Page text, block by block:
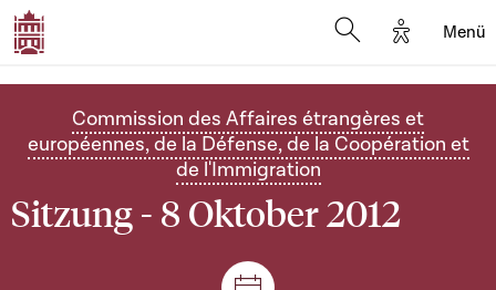
Options
Menü
Commission des Affaires étrangères et
européennes, de la Défense, de la Coopération et
de l'Immigration
Sitzung - 8 Oktober 2012